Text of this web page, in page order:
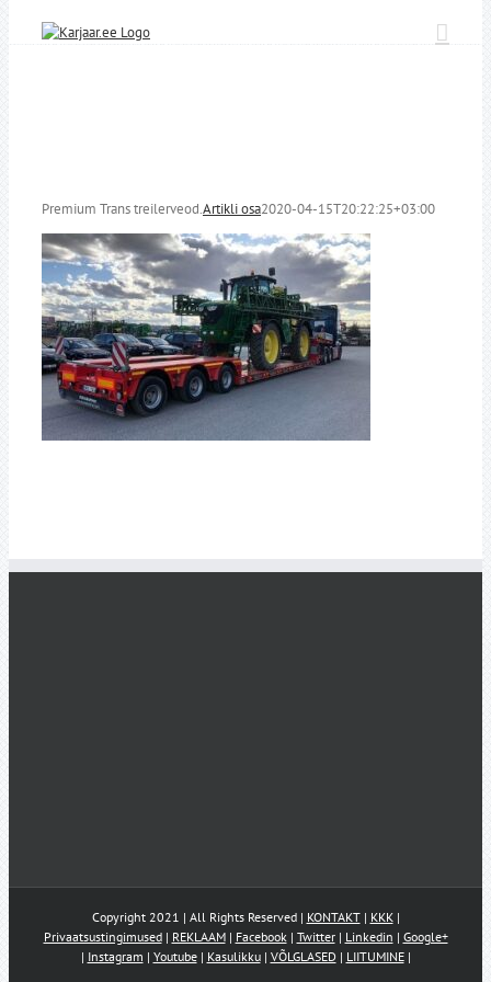
Premium Trans treilerveod.Artikli osa2020-04-15T20:22:25+03:00
Copyright 2021 | All Rights Reserved | KONTAKT| KKK|
Privaatsustingimused| REKLAAM| Facebook| Twitter| Linkedin | Google+
| Instagram | Youtube| Kasulikku| VÕLGLASED | LIITUMINE|